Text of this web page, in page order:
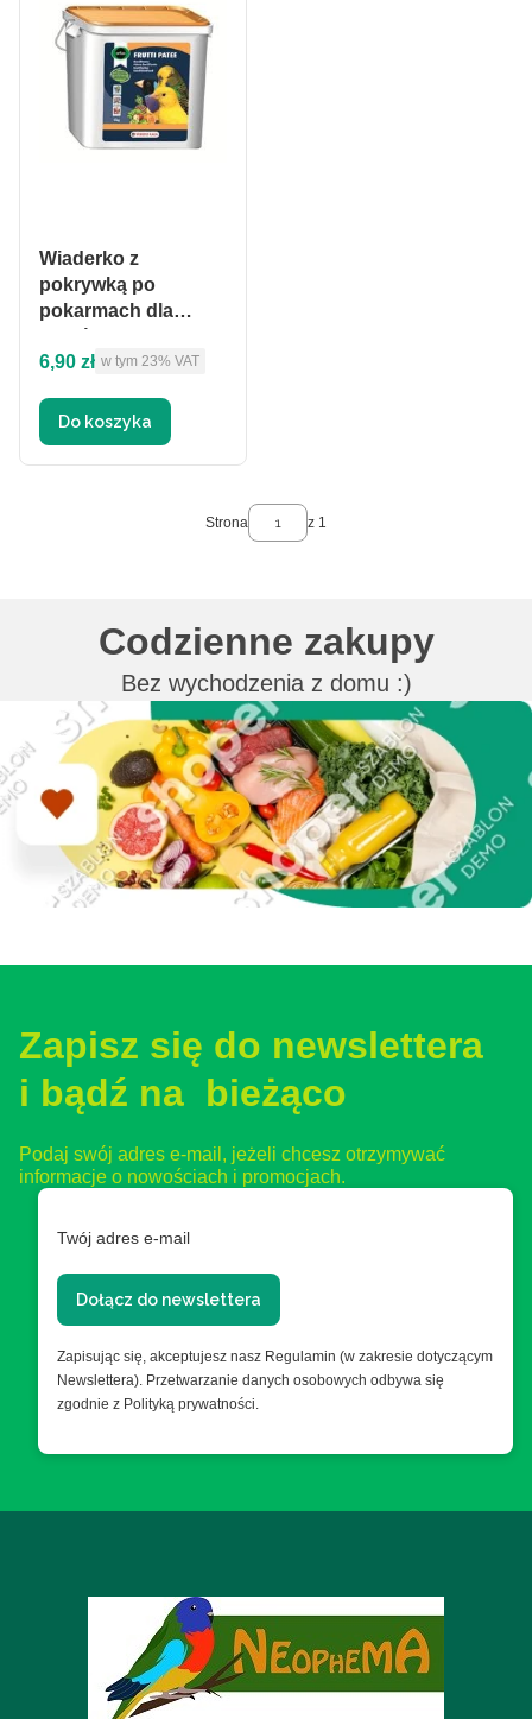
Wiaderko z
pokrywką po
pokarmach dla
Cena brutto
6,90 zł w tym %s VAT
w tym 23% VAT
Do koszyka
Strona z 1
Codzienne zakupy
Bez wychodzenia z domu :)
Zapisz się do newslettera
i bądź na bieżąco
Podaj swój adres e-mail, jeżeli chcesz otrzymywać
informacje o nowościach i promocjach.
Twój adres e-mail
Dołącz do newslettera
Zapisując się, akceptujesz nasz Regulamin (w zakresie dotyczącym
Newslettera). Przetwarzanie danych osobowych odbywa się
zgodnie z Polityką prywatności.